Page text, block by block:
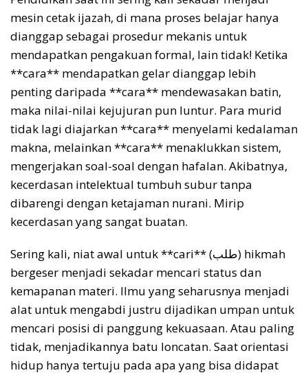
mesin cetak ijazah, di mana proses belajar hanya
dianggap sebagai prosedur mekanis untuk
mendapatkan pengakuan formal, lain tidak! Ketika
**cara** mendapatkan gelar dianggap lebih
penting daripada **cara** mendewasakan batin,
maka nilai-nilai kejujuran pun luntur. Para murid
tidak lagi diajarkan **cara** menyelami kedalaman
makna, melainkan **cara** menaklukkan sistem,
mengerjakan soal-soal dengan hafalan. Akibatnya,
kecerdasan intelektual tumbuh subur tanpa
dibarengi dengan ketajaman nurani. Mirip
kecerdasan yang sangat buatan.
Sering kali, niat awal untuk **cari** (طلب) hikmah
bergeser menjadi sekadar mencari status dan
kemapanan materi. Ilmu yang seharusnya menjadi
alat untuk mengabdi justru dijadikan umpan untuk
mencari posisi di panggung kekuasaan. Atau paling
tidak, menjadikannya batu loncatan. Saat orientasi
hidup hanya tertuju pada apa yang bisa didapat